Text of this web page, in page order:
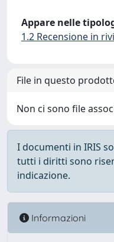
Appare nelle
1.2 Recensione in
File in questo
Non ci sono file
I documenti in IRIS
tutti i diritti sono
indicazione.
Informazioni